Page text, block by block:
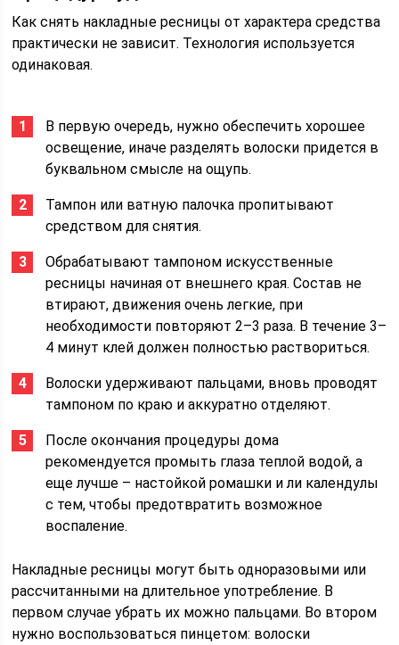
Как снять накладные ресницы от характера средства
практически не зависит. Технология используется
одинаковая.
В первую очередь, нужно обеспечить хорошее
освещение, иначе разделять волоски придется в
буквальном смысле на ощупь.
Тампон или ватную палочка пропитывают
средством для снятия.
Обрабатывают тампоном искусственные
ресницы начиная от внешнего края. Состав не
втирают, движения очень легкие, при
необходимости повторяют 2–3 раза. В течение 3–
4 минут клей должен полностью раствориться.
Волоски удерживают пальцами, вновь проводят
тампоном по краю и аккуратно отделяют.
После окончания процедуры дома
рекомендуется промыть глаза теплой водой, а
еще лучше – настойкой ромашки и ли календулы
с тем, чтобы предотвратить возможное
воспаление.
Накладные ресницы могут быть одноразовыми или
рассчитанными на длительное употребление. В
первом случае убрать их можно пальцами. Во втором
нужно воспользоваться пинцетом: волоски